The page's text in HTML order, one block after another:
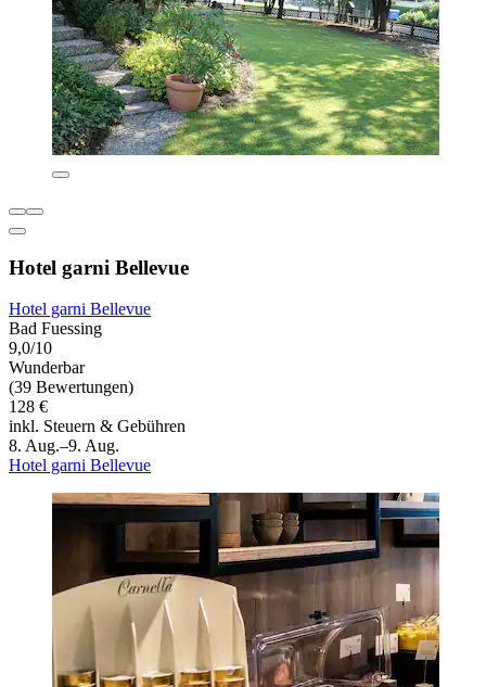
Hotel garni Bellevue
Hotel garni Bellevue
Bad Fuessing
9,0/10
Wunderbar
(39 Bewertungen)
128 €
inkl. Steuern & Gebühren
8. Aug.–9. Aug.
Hotel garni Bellevue